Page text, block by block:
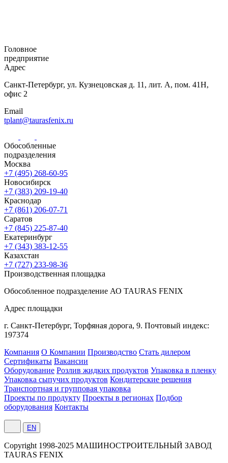
Головное
предприятие
Адрес
Санкт-Петербург, ул. Кузнецовская д. 11, лит. А, пом. 41Н,
офис 2
Email
tplant@taurasfenix.ru
Обособленные
подразделения
Москва
+7 (495) 268-60-95
Новосибирск
+7 (383) 209-19-40
Краснодар
+7 (861) 206-07-71
Саратов
+7 (845) 225-87-40
Екатеринбург
+7 (343) 383-12-55
Казахстан
+7 (727) 233-98-36
Производственная площадка
Обособленное подразделение АО TAURAS FENIX
Адрес площадки
г. Санкт-Петербург, Торфяная дорога, 9. Почтовый индекс:
197374
Компания О Компании Производство Стать дилером
Сертификаты Вакансии
Оборудование Розлив жидких продуктов Упаковка в пленку
Упаковка сыпучих продуктов Кондитерские решения
Транспортная и групповая упаковка
Проекты по продукту Проекты в регионах Подбор
оборудования Контакты
EN
Сopyright 1998-2025 МАШИНОСТРОИТЕЛЬНЫЙ ЗАВОД
TAURAS FENIX